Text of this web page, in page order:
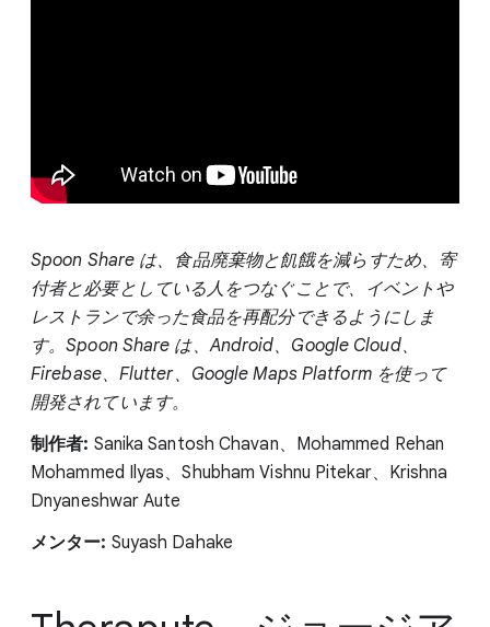
Spoon Share は、食品廃棄物と飢餓を減らすため、寄
付者と必要としている人をつなぐことで、イベントや
レストランで余った食品を再配分できるようにしま
す。Spoon Share は、Android、Google Cloud、
Firebase、Flutter、Google Maps Platform を使って
開発されています。
制作者: Sanika Santosh Chavan、Mohammed Rehan
Mohammed Ilyas、Shubham Vishnu Pitekar、Krishna
Dnyaneshwar Aute
メンター: Suyash Dahake